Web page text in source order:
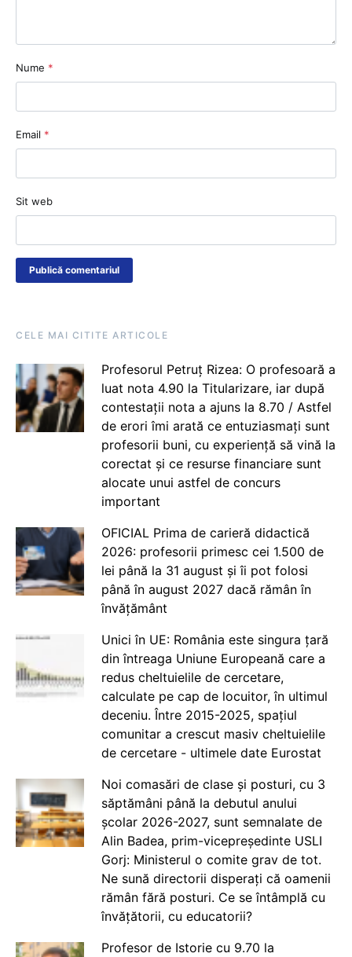
Nume *
Email *
Sit web
CELE MAI CITITE ARTICOLE
Profesorul Petruț Rizea: O profesoară a
luat nota 4.90 la Titularizare, iar după
contestații nota a ajuns la 8.70 / Astfel
de erori îmi arată ce entuziasmați sunt
profesorii buni, cu experiență să vină la
corectat și ce resurse financiare sunt
alocate unui astfel de concurs
important
OFICIAL Prima de carieră didactică
2026: profesorii primesc cei 1.500 de
lei până la 31 august și îi pot folosi
până în august 2027 dacă rămân în
învățământ
Unici în UE: România este singura țară
din întreaga Uniune Europeană care a
redus cheltuielile de cercetare,
calculate pe cap de locuitor, în ultimul
deceniu. Între 2015-2025, spațiul
comunitar a crescut masiv cheltuielile
de cercetare - ultimele date Eurostat
Noi comasări de clase și posturi, cu 3
săptămâni până la debutul anului
școlar 2026-2027, sunt semnalate de
Alin Badea, prim-vicepreședinte USLI
Gorj: Ministerul o comite grav de tot.
Ne sună directorii disperați că oamenii
rămân fără posturi. Ce se întâmplă cu
învățătorii, cu educatorii?
Profesor de Istorie cu 9.70 la